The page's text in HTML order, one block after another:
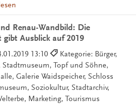
Renau-Wandbild: Die
Ausblick auf 2019
13:10
Kategorie: Bürger,
Stadtmuseum, Topf und Söhne,
Galerie Waidspeicher, Schloss
Soziokultur, Stadtarchiv,
Marketing, Tourismus